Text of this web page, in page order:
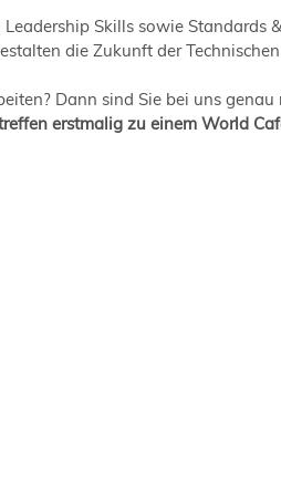
Skills sowie Standards
die Zukunft der
Dann sind Sie bei uns genau
erstmalig zu einem World